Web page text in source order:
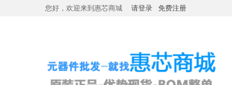
您好，欢迎来到惠芯商城 请登录 免费注册